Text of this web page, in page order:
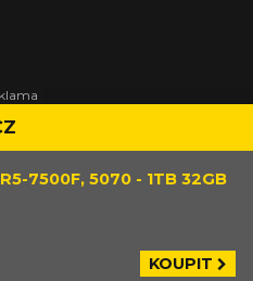
7500F, 5070 - 1TB 32GB
KOUPIT